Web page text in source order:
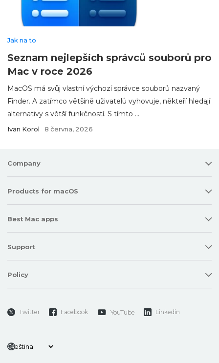
Jak na to
Seznam nejlepších správců souborů pro
Mac v roce 2026
MacOS má svůj vlastní výchozí správce souborů nazvaný
Finder. A zatímco většině uživatelů vyhovuje, někteří hledají
alternativy s větší funkčností. S tímto ...
Ivan Korol 8 června, 2026
Company
Products for macOS
Best Mac apps
Support
Policy
Twitter Facebook YouTube Linkedin